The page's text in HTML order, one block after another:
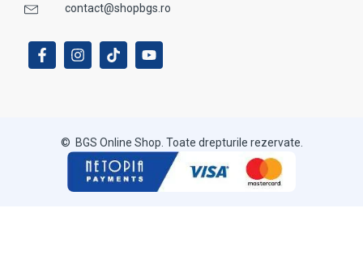
contact@shopbgs.ro
© BGS Online Shop. Toate drepturile rezervate.